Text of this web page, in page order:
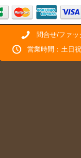
問合せ/ファ
営業時間：土日